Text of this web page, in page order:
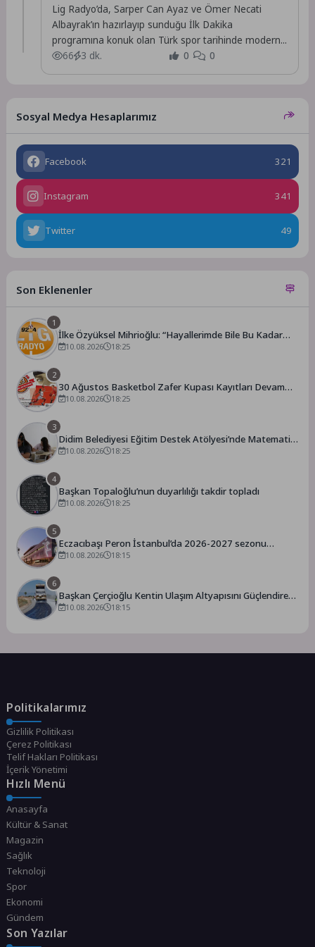
Lig Radyo’da, Sarper Can Ayaz ve Ömer Necati
Albayrak’ın hazırlayıp sunduğu İlk Dakika
programına konuk olan Türk spor tarihinde modern...
66
3 dk. 0 0
Sosyal Medya Hesaplarımız
Facebook 321
Instagram 341
Twitter 49
Son Eklenenler
1
İlke Özyüksel Mihrioğlu: “Hayallerimde Bile Bu Kadar
Mükemmel Değildi”
10.08.2026 18:25
2
30 Ağustos Basketbol Zafer Kupası Kayıtları Devam
Ediyor
10.08.2026 18:25
3
Didim Belediyesi Eğitim Destek Atölyesi’nde Matematik
Eğitimi
10.08.2026 18:25
4
Başkan Topaloğlu’nun duyarlılığı takdir topladı
10.08.2026 18:25
5
Eczacıbaşı Peron İstanbul’da 2026-2027 sezonu
kombine genel satış dönemi başladı
10.08.2026 18:15
6
Başkan Çerçioğlu Kentin Ulaşım Altyapısını Güçlendiren
Çalışmalarına Devam Ediyor
10.08.2026 18:15
Politikalarımız
Gizlilik Politikası
Çerez Politikası
Telif Hakları Politikası
İçerik Yönetimi
Hızlı Menü
Anasayfa
Kültür & Sanat
Magazin
Sağlık
Teknoloji
Spor
Ekonomi
Gündem
Son Yazılar